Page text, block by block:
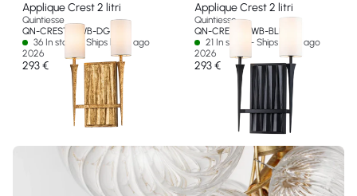
Applique Crest 2 litri
Quintiesse
QN-CREST-2WB-DG
36 In stock - Ships by 14 ago
2026
293 €
Applique Crest 2 litri
Quintiesse
QN-CREST-2WB-BLK
21 In stock - Ships by 14 ago
2026
293 €